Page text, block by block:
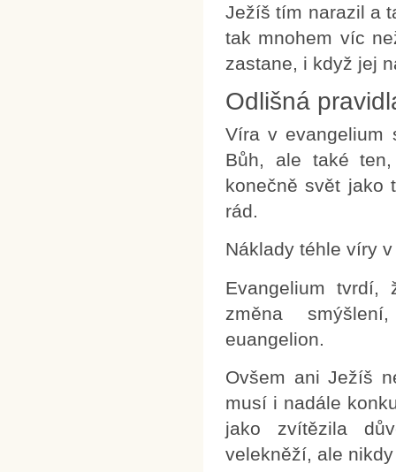
Ježíš tím narazil a
tak mnohem víc
zastane, i když jej
Odlišná
Víra v evangelium
Bůh, ale také
konečně svět jako
rád.
Náklady téhle víry
Evangelium tvrdí,
změna
euangelion.
Ovšem ani Ježíš
musí i nadále
jako zvítězila
velekněží, ale